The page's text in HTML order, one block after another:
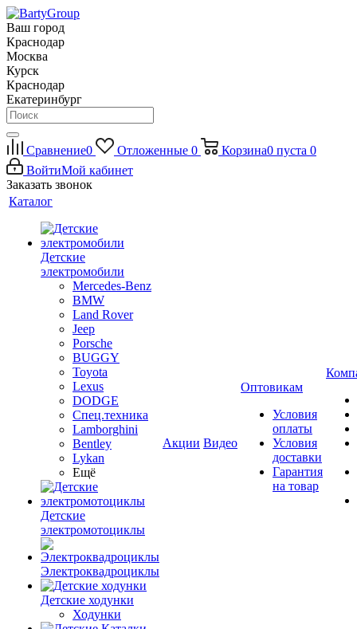
Ваш город
Краснодар
Москва
Курск
Краснодар
Екатеринбург
Сравнение0 Отложенные 0 Корзина0 пуста 0
ВойтиМой кабинет
Заказать звонок
Каталог
Детские
электромобили
Mercedes-Benz
BMW
Land Rover
Jeep
Porsche
BUGGY
Toyota
Lexus
DODGE
Спец.техника
Lamborghini
Bentley
Lykan
Ещё
Детские
электромотоциклы
Электроквадроциклы
Детские ходунки
Ходунки
Акции Видео
Оптовикам
Условия
оплаты
Условия
доставки
Гарантия
на товар